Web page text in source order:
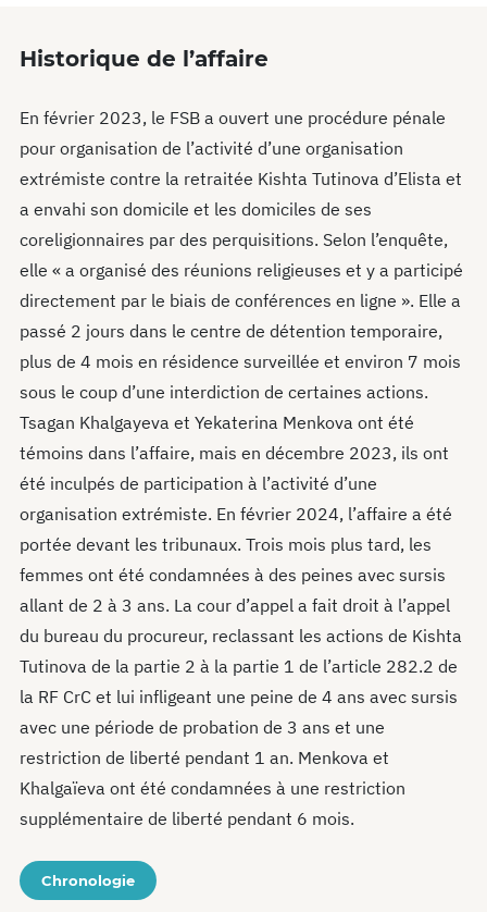
Historique de l’affaire
En février 2023, le FSB a ouvert une procédure pénale
pour organisation de l’activité d’une organisation
extrémiste contre la retraitée Kishta Tutinova d’Elista et
a envahi son domicile et les domiciles de ses
coreligionnaires par des perquisitions. Selon l’enquête,
elle « a organisé des réunions religieuses et y a participé
directement par le biais de conférences en ligne ». Elle a
passé 2 jours dans le centre de détention temporaire,
plus de 4 mois en résidence surveillée et environ 7 mois
sous le coup d’une interdiction de certaines actions.
Tsagan Khalgayeva et Yekaterina Menkova ont été
témoins dans l’affaire, mais en décembre 2023, ils ont
été inculpés de participation à l’activité d’une
organisation extrémiste. En février 2024, l’affaire a été
portée devant les tribunaux. Trois mois plus tard, les
femmes ont été condamnées à des peines avec sursis
allant de 2 à 3 ans. La cour d’appel a fait droit à l’appel
du bureau du procureur, reclassant les actions de Kishta
Tutinova de la partie 2 à la partie 1 de l’article 282.2 de
la RF CrC et lui infligeant une peine de 4 ans avec sursis
avec une période de probation de 3 ans et une
restriction de liberté pendant 1 an. Menkova et
Khalgaïeva ont été condamnées à une restriction
supplémentaire de liberté pendant 6 mois.
Chronologie